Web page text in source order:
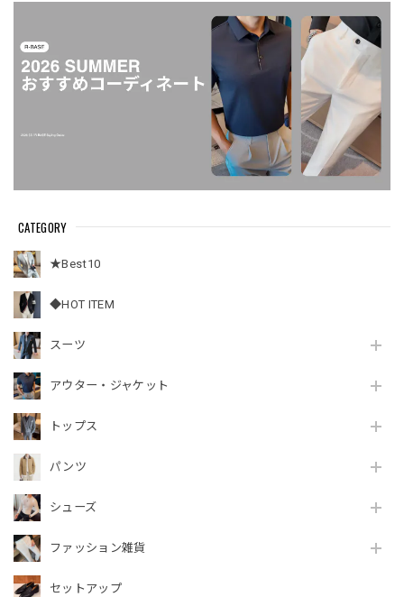
CATEGORY
★Best10
◆HOT ITEM
スーツ
アウター・ジャケット
トップス
パンツ
シューズ
ファッション雑貨
セットアップ